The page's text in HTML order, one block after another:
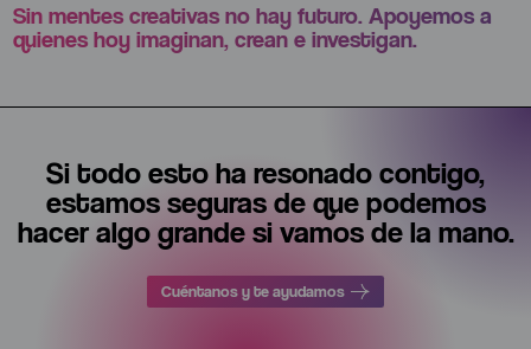
Sin mentes creativas no hay futuro. Apoyemos a
quienes hoy imaginan, crean e investigan.
Si todo esto ha resonado contigo,
estamos seguras de que podemos
hacer algo grande si vamos de la mano.
Cuéntanos y te ayudamos